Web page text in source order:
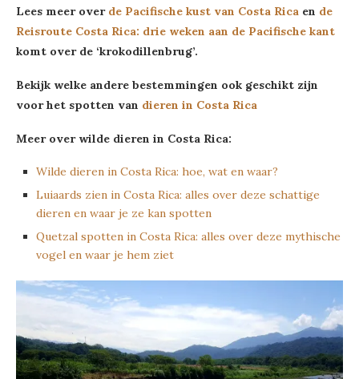
Lees meer over de Pacifische kust van Costa Rica en de
Reisroute Costa Rica: drie weken aan de Pacifische kant
komt over de ‘krokodillenbrug’.
Bekijk welke andere bestemmingen ook geschikt zijn
voor het spotten van dieren in Costa Rica
Meer over wilde dieren in Costa Rica:
Wilde dieren in Costa Rica: hoe, wat en waar?
Luiaards zien in Costa Rica: alles over deze schattige
dieren en waar je ze kan spotten
Quetzal spotten in Costa Rica: alles over deze mythische
vogel en waar je hem ziet